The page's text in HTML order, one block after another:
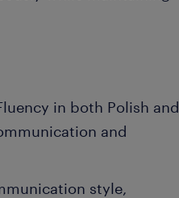
in both Polish and
and
style,